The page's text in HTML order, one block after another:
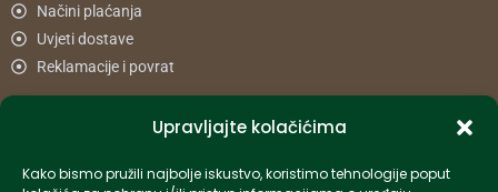
Upravljajte kolačićima
Kako bismo pružili najbolje iskustvo, koristimo tehnologije poput
Načini plaćanja
Uvjeti dostave
Reklamacije i povrat
info-hr@kettner.com